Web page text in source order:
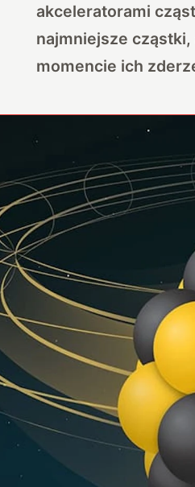
akceleratorami
najmniejsze
momencie ich